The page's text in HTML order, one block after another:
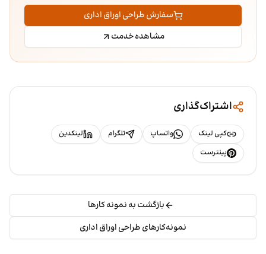
سفارش طراحی اوراق اداری
مشاهده خدمت
اشتراک‌گذاری
کپی لینک واتساپ تلگرام
لینکدین
پینترست
بازگشت به نمونه کارها
نمونه‌کارهای طراحی اوراق اداری